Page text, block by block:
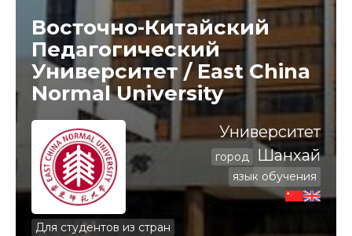
Восточно-Китайский
Педагогический
Университет / East China
Normal University
Для студентов из стран
Университет
город Шанхай
язык обучения